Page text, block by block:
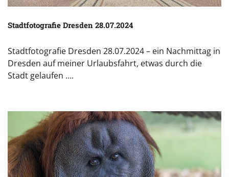
Stadtfotografie Dresden 28.07.2024
Stadtfotografie Dresden 28.07.2024 – ein Nachmittag in
Dresden auf meiner Urlaubsfahrt, etwas durch die
Stadt gelaufen ….